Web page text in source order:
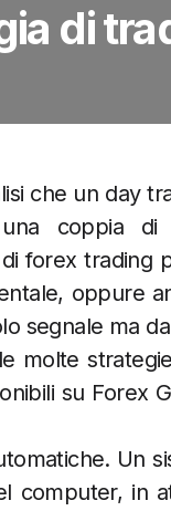
di
che un day
una coppia
forex trading
oppure
segnale ma
molte
su Forex
Un
computer, in